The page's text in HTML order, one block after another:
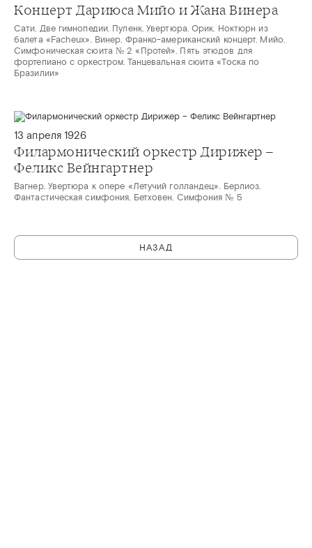
Концерт Дариюса Мийо и Жана Винера
Сати. Две гимнопедии. Пуленк. Увертюра. Орик. Ноктюрн из
балета «Facheux». Винер. Франко-американский концерт. Мийо.
Симфоническая сюита № 2 «Протей». Пять этюдов для
фортепиано с оркестром. Танцевальная сюита «Тоска по
Бразилии»
13 апреля 1926
Филармонический оркестр Дирижер –
Феликс Вейнгартнер
Вагнер. Увертюра к опере «Летучий голландец». Берлиоз.
Фантастическая симфония. Бетховен. Симфония № 5
НАЗАД